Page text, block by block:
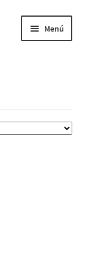
Menú